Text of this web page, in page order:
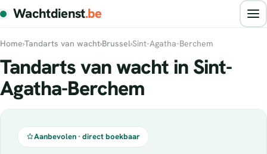
Wachtdienst.be
Home›Tandarts van wacht›Brussel›Sint-Agatha-Berchem
Tandarts van wacht in Sint-
Agatha-Berchem
Aanbevolen · direct boekbaar